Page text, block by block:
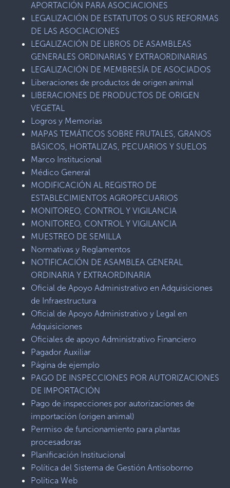
APORTACIÓN PARA ASOCIACIONES
LEGALIZACIÓN DE ESTATUTOS O SUS REFORMAS
DE LAS ASOCIACIONES
LEGALIZACIÓN DE LIBROS DE ASAMBLEAS
GENERALES ORDINARIAS Y EXTRAORDINARIAS
LEGALIZACIÓN DE MEMBRESÍA DE ASOCIADOS
Liberaciones de productos de origen animal
LIBERACIONES DE PRODUCTOS DE ORIGEN
VEGETAL
Logros y Memorias
MAPAS TEMÁTICOS SOBRE FRUTALES, GRANOS
BÁSICOS, HORTALIZAS, PECUARIOS Y SUELOS
Marco Institucional
Médico General
MODIFICACIÓN AL REGISTRO DE
ESTABLECIMIENTOS AGROPECUARIOS
MONITOREO, CONTROL Y VIGILANCIA
MONITOREO, CONTROL Y VIGILANCIA
MUESTREO DE SEMILLA
Normativas y Reglamentos
NOTIFICACIÓN DE ASAMBLEA GENERAL
ORDINARIA Y EXTRAORDINARIA
Oficial de Apoyo Administrativo en Adquisiciones
de Infraestructura
Oficial de Apoyo Administrativo y Legal en
Adquisiciones
Oficiales de apoyo Administrativo Financiero
Pagador Auxiliar
Página de ejemplo
PAGO DE INSPECCIONES POR AUTORIZACIONES
DE IMPORTACIÓN
Pago de inspecciones por autorizaciones de
importación (origen animal)
Permiso de funcionamiento para plantas
procesadoras
Planificación Institucional
Política del Sistema de Gestión Antisoborno
Política Web